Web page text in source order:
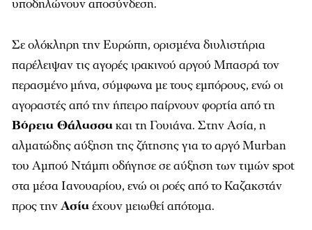
υποδηλώνουν αποσύνδεση.
Σε ολόκληρη την Ευρώπη, ορισμένα διυλιστήρια
παρέλειψαν τις αγορές ιρακινού αργού Μπασρά τον
περασμένο μήνα, σύμφωνα με τους εμπόρους, ενώ οι
αγοραστές από την ήπειρο παίρνουν φορτία από τη
Βόρεια Θάλασσακαι τη Γουιάνα. Στην Ασία, η
αλματώδης αύξηση της ζήτησης για το αργό Murban
του Αμπού Ντάμπι οδήγησε σε αύξηση των τιμών spot
στα μέσα Ιανουαρίου, ενώ οι ροές από το Καζακστάν
προς τηνΑσίαέχουν μειωθεί απότομα.